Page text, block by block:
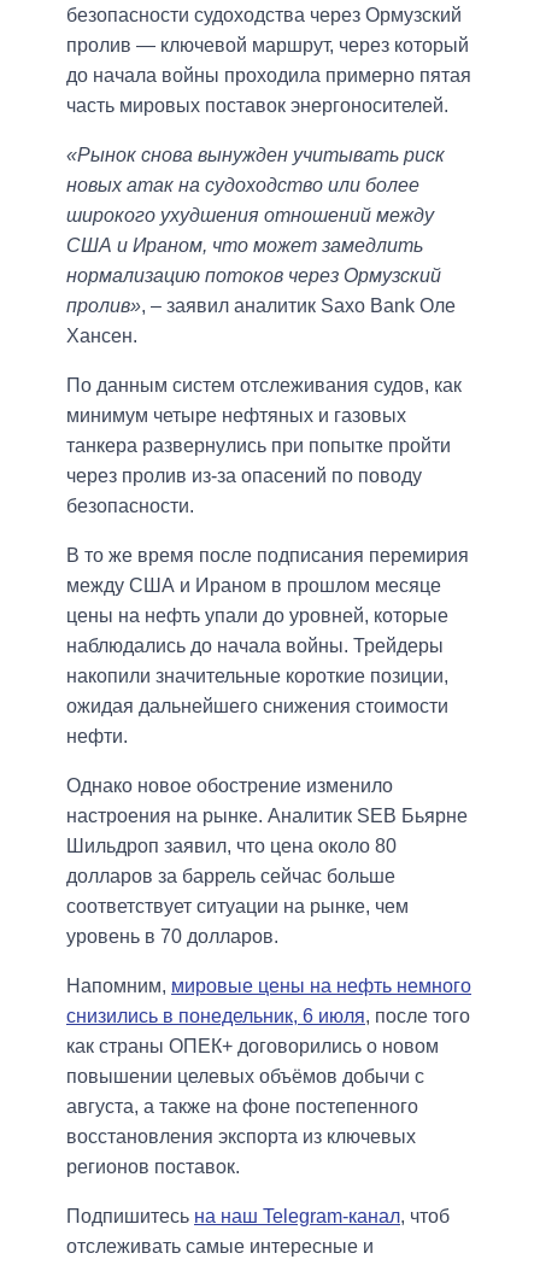
безопасности судоходства через Ормузский
пролив — ключевой маршрут, через который
до начала войны проходила примерно пятая
часть мировых поставок энергоносителей.
«Рынок снова вынужден учитывать риск
новых атак на судоходство или более
широкого ухудшения отношений между
США и Ираном, что может замедлить
нормализацию потоков через Ормузский
пролив», – заявил аналитик Saxo Bank Оле
Хансен.
По данным систем отслеживания судов, как
минимум четыре нефтяных и газовых
танкера развернулись при попытке пройти
через пролив из-за опасений по поводу
безопасности.
В то же время после подписания перемирия
между США и Ираном в прошлом месяце
цены на нефть упали до уровней, которые
наблюдались до начала войны. Трейдеры
накопили значительные короткие позиции,
ожидая дальнейшего снижения стоимости
нефти.
Однако новое обострение изменило
настроения на рынке. Аналитик SEB Бьярне
Шильдроп заявил, что цена около 80
долларов за баррель сейчас больше
соответствует ситуации на рынке, чем
уровень в 70 долларов.
Напомним, мировые цены на нефть немного
снизились в понедельник, 6 июля, после того
как страны ОПЕК+ договорились о новом
повышении целевых объёмов добычи с
августа, а также на фоне постепенного
восстановления экспорта из ключевых
регионов поставок.
Подпишитесь на наш Telegram-канал, чтоб
отслеживать самые интересные и